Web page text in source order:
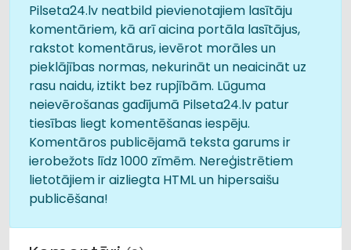
Pilseta24.lv neatbild pievienotajiem lasītāju
komentāriem, kā arī aicina portāla lasītājus,
rakstot komentārus, ievērot morāles un
pieklājības normas, nekurināt un neaicināt uz
rasu naidu, iztikt bez rupjībām. Lūguma
neievērošanas gadījumā Pilseta24.lv patur
tiesības liegt komentēšanas iespēju.
Komentāros publicējamā teksta garums ir
ierobežots līdz 1000 zīmēm. Nereģistrētiem
lietotājiem ir aizliegta HTML un hipersaišu
publicēšana!